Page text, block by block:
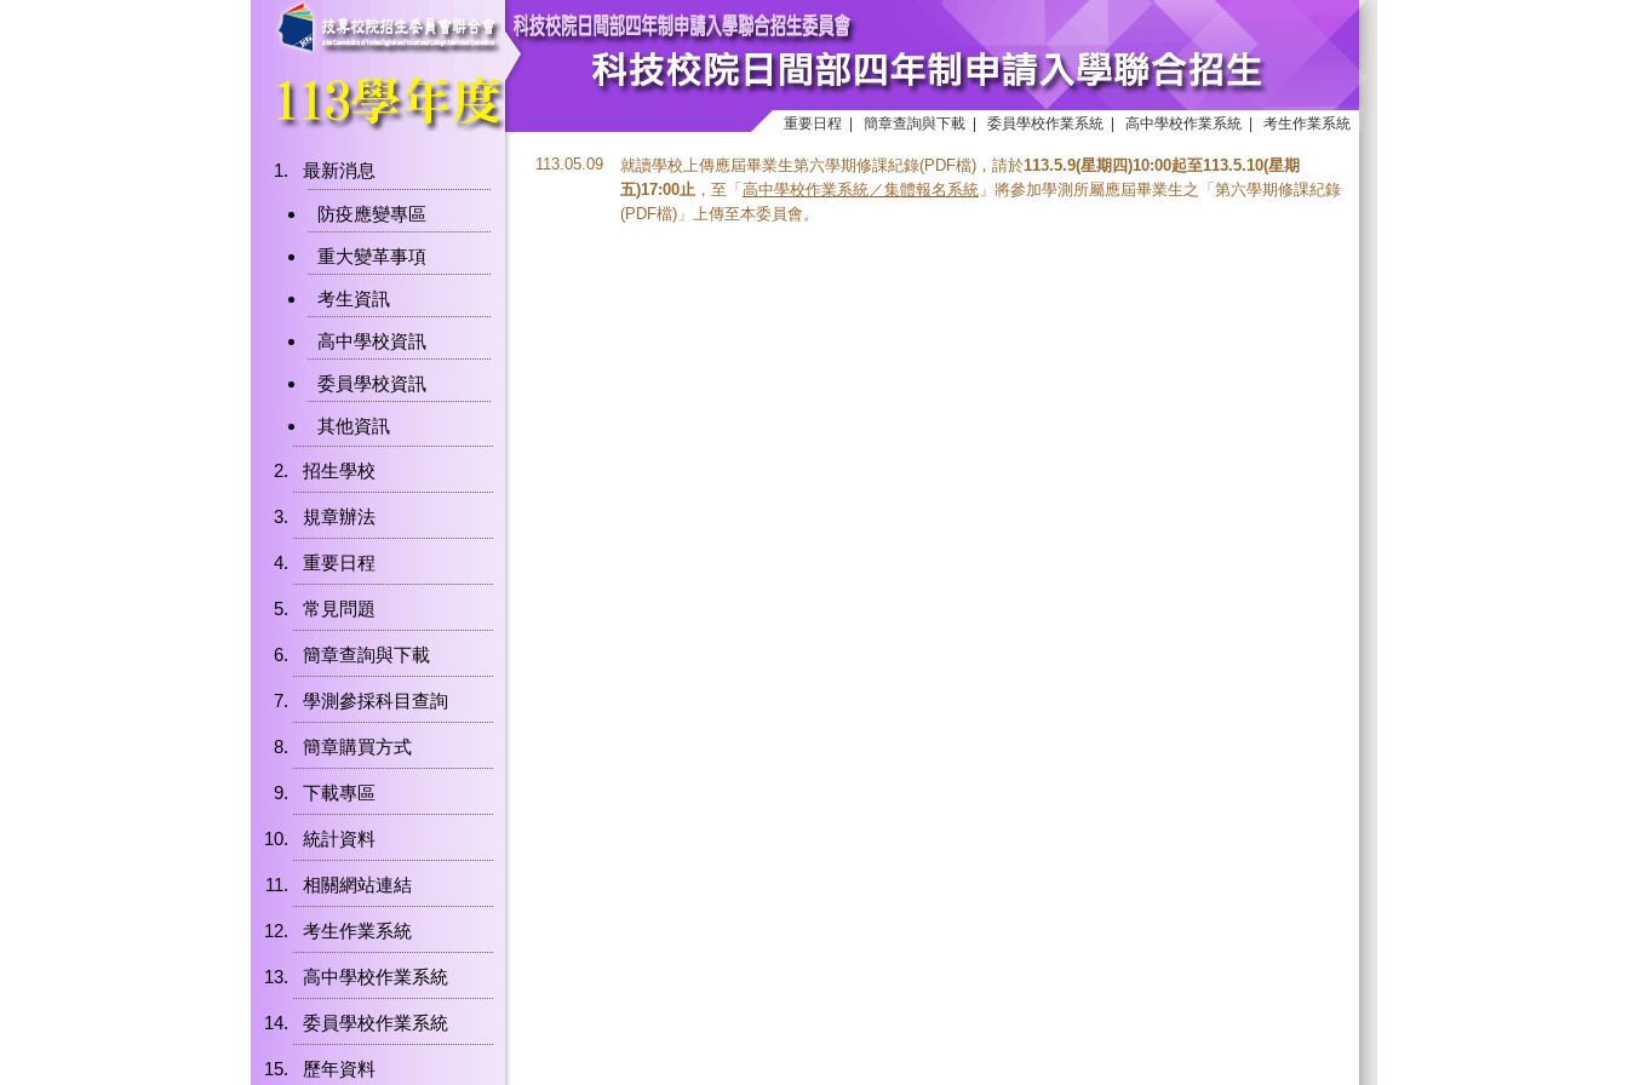
重要日程 簡章查詢與下載 委員學校作業系統 高中學校作業系統 考生作業系統
最新消息
防疫應變專區
重大變革事項
考生資訊
高中學校資訊
委員學校資訊
其他資訊
招生學校
規章辦法
重要日程
常見問題
簡章查詢與下載
學測參採科目查詢
簡章購買方式
下載專區
統計資料
相關網站連結
考生作業系統
高中學校作業系統
委員學校作業系統
歷年資料
113.05.09 就讀學校上傳應屆畢業生第六學期修課紀錄(PDF檔)，請於113.5.9(星期四)10:00起至113.5.10(星期
五)17:00止 ，至「 高中學校作業系統／集體報名系統 」將參加學測所屬應屆畢業生之「第六學期修課紀錄
(PDF檔)」上傳至本委員會。